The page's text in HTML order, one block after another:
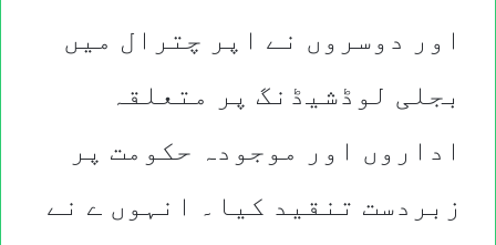
اور دوسروں نے اپر چترال میں
بجلی لوڈشیڈنگ پر متعلقہ
اداروں اور
موجودہ حکومت پر
زبردست تنقید کیا۔ انہوں ے نے